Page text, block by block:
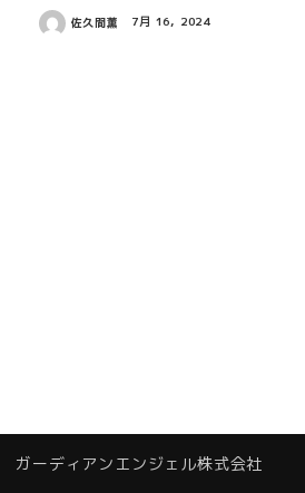
佐久間薫 7月 16, 2024
ガーディアンエンジェル株式会社